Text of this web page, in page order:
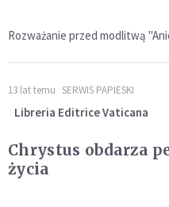
Rozważanie przed modlitwą
13 lat temu SERWIS PAPIESKI
Libreria Editrice Vaticana
Chrystus obdarza
życia